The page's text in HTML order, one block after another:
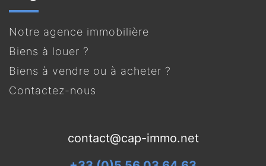
Notre agence immobilière
Biens à louer ?
Biens à vendre ou à acheter ?
Contactez-nous
contact@cap-immo.net